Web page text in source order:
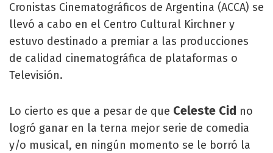
Cronistas Cinematográficos de Argentina (ACCA) se
llevó a cabo en el Centro Cultural Kirchner y
estuvo destinado a premiar a las producciones
de calidad cinematográfica de plataformas o
Televisión.
Lo cierto es que a pesar de que Celeste Cid no
logró ganar en la terna mejor serie de comedia
y/o musical, en ningún momento se le borró la